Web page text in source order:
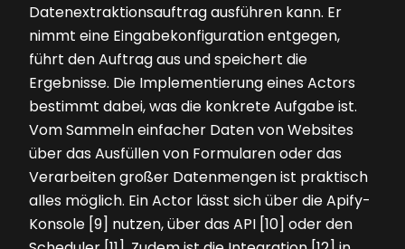
Datenextraktionsauftrag ausführen kann. Er
nimmt eine Eingabekonfiguration entgegen,
führt den Auftrag aus und speichert die
Ergebnisse. Die Implementierung eines Actors
bestimmt dabei, was die konkrete Aufgabe ist.
Vom Sammeln einfacher Daten von Websites
über das Ausfüllen von Formularen oder das
Verarbeiten großer Datenmengen ist praktisch
alles möglich. Ein Actor lässt sich über die Apify-
Konsole [9] nutzen, über das API [10] oder den